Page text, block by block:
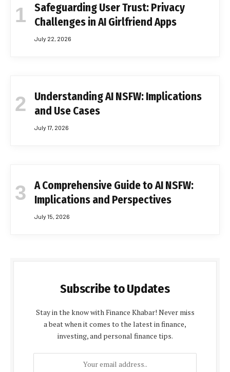
Safeguarding User Trust: Privacy
Challenges in AI Girlfriend Apps
July 22, 2026
Understanding AI NSFW: Implications
and Use Cases
July 17, 2026
A Comprehensive Guide to AI NSFW:
Implications and Perspectives
July 15, 2026
Subscribe to Updates
Stay in the know with Finance Khabar! Never miss
a beat when it comes to the latest in finance,
investing, and personal finance tips.